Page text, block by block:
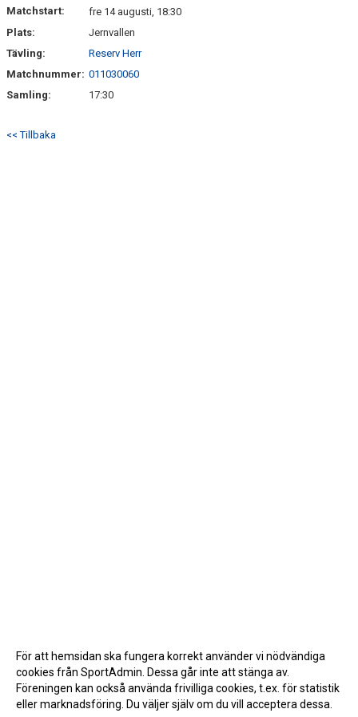
MATCHER
DOKUMENT
Matchstart:
fre 14 augusti, 18:30
Plats:
Jernvallen
Tävling:
Reserv Herr
Matchnummer: 011030060
Samling:
17:30
<< Tillbaka
För att hemsidan ska fungera korrekt använder vi nödvändiga
cookies från SportAdmin. Dessa går inte att stänga av.
Föreningen kan också använda frivilliga cookies, t.ex. för statistik
eller marknadsföring. Du väljer själv om du vill acceptera dessa.